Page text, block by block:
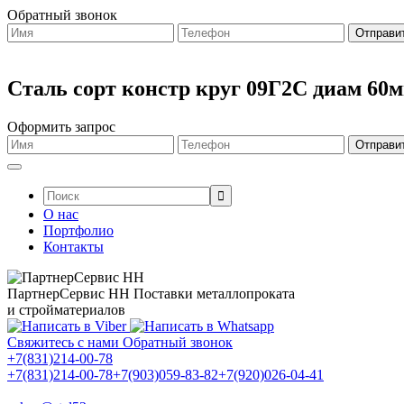
Обратный звонок
Сталь сорт констр круг 09Г2С диам
Оформить запрос
Поиск:
О нас
Портфолио
Контакты
ПартнерСервис НН Поставки металлопроката
и стройматериалов
Свяжитесь с нами Обратный звонок
+7(831)214-00-78
+7(831)214-00-78+7(903)059-83-82+7(920)026-04-41